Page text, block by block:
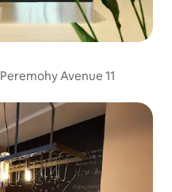
MANHATTAN CITY VIP Studio Peremohy Avenue 11